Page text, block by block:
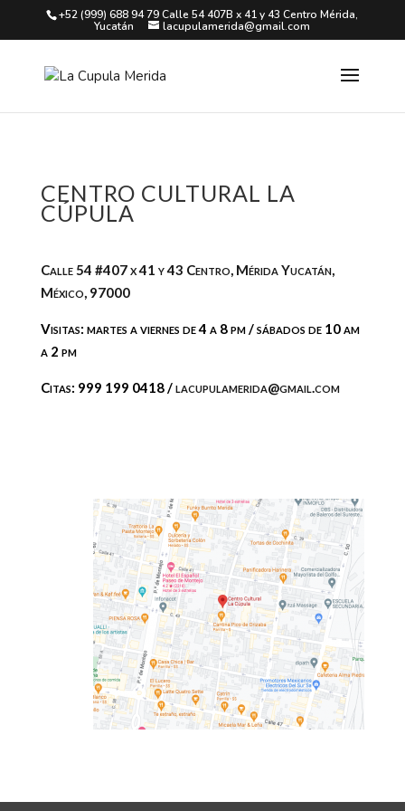
+52 (999) 688 94 79 Calle 54 407B x 41 y 43 Centro Mérida,
Yucatán
lacupulamerida@gmail.com
CENTRO CULTURAL LA
CÚPULA
Calle 54 #407 x 41 y 43 Centro, Mérida Yucatán,
México, 97000
Visitas: martes a viernes de 4 a 8 pm / sábados de 10 am
a 2 pm
Citas: 999 199 0418 /lacupulamerida@gmail.com